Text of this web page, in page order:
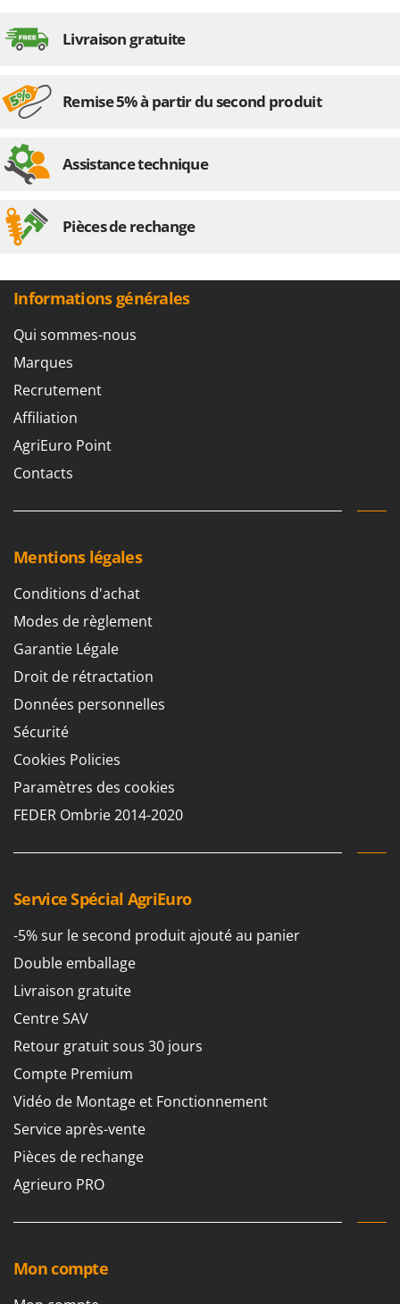
Livraison gratuite
Remise 5% à partir du second produit
Assistance technique
Pièces de rechange
Informations générales
Qui sommes-nous
Marques
Recrutement
Affiliation
AgriEuro Point
Contacts
Mentions légales
Conditions d'achat
Modes de règlement
Garantie Légale
Droit de rétractation
Données personnelles
Sécurité
Cookies Policies
Paramètres des cookies
FEDER Ombrie 2014-2020
Service Spécial AgriEuro
-5% sur le second produit ajouté au panier
Double emballage
Livraison gratuite
Centre SAV
Retour gratuit sous 30 jours
Compte Premium
Vidéo de Montage et Fonctionnement
Service après-vente
Pièces de rechange
Agrieuro PRO
Mon compte